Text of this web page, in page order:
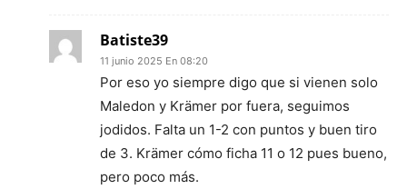
Batiste39
11 junio 2025 En 08:20
Por eso yo siempre digo que si vienen solo
Maledon y Krämer por fuera, seguimos
jodidos. Falta un 1-2 con puntos y buen tiro
de 3. Krämer cómo ficha 11 o 12 pues bueno,
pero poco más.